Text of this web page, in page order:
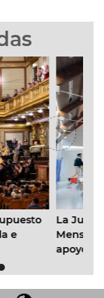
dota con
la Paz para el